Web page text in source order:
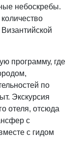
небоскребы.
программу, где
по
Экскурсия
отеля, отсюда
с
с гидом